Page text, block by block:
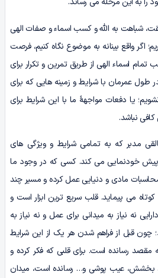
شباهت به الله و کسب اسماء و صفات الهی
اگر واقع بینانه به موضوع نگاه کنیم، فرصت
تمام اسماء الهی از طریق تمرین و تکرار برای
طول عمرمان با شرایط و زمینه هایی که برای
یا دفعات مواجهۀ ما با این شرایط برای
نباشد.
مدبر که به تمامی شرایط و ویژگی های
خودنمایی می کند. کسی که در وجود ما
محاسبات مادی و دنیایی عمل کرده و مسیر چند
می پیماید. قلب سریع ترین ابزار است و
نه نیاز به میدانی برای عمل و نه نیاز به
چون قبل از فراهم شدن هر یک از این شرایط
مقصد رسانده است. برای قلبی که فکر کرده و
بخشش، عیب پوشی و… رسانده است، میدان